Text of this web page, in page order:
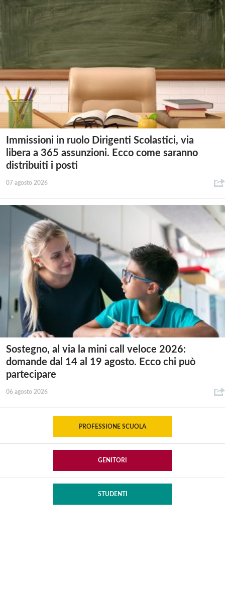
Immissioni in ruolo Dirigenti Scolastici, via
libera a 365 assunzioni. Ecco come saranno
distribuiti i posti
07 agosto 2026
Sostegno, al via la mini call veloce 2026:
domande dal 14 al 19 agosto. Ecco chi può
partecipare
06 agosto 2026
PROFESSIONE SCUOLA
GENITORI
STUDENTI